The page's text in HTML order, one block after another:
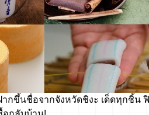
ากขึ้นชื่อจากจังหวัดชิงะ เด็ดทุกชิ้น ฟิ